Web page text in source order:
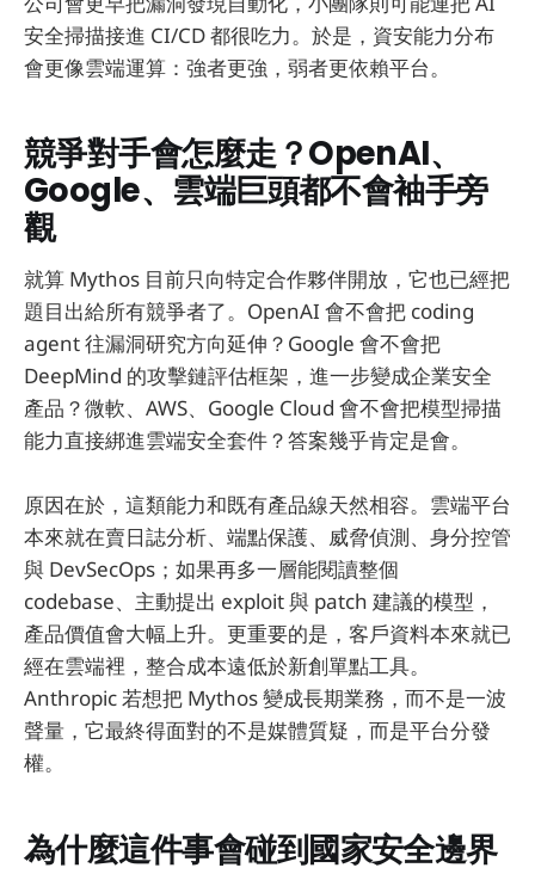
安全掃描接進 CI/CD 都很吃力。於是，資安能力分布
會更像雲端運算：強者更強，弱者更依賴平台。
競爭對手會怎麼走？OpenAI、
Google、雲端巨頭都不會袖手旁
觀
就算 Mythos 目前只向特定合作夥伴開放，它也已經把
題目出給所有競爭者了。OpenAI 會不會把 coding
agent 往漏洞研究方向延伸？Google 會不會把
DeepMind 的攻擊鏈評估框架，進一步變成企業安全
產品？微軟、AWS、Google Cloud 會不會把模型掃描
能力直接綁進雲端安全套件？答案幾乎肯定是會。
原因在於，這類能力和既有產品線天然相容。雲端平台
本來就在賣日誌分析、端點保護、威脅偵測、身分控管
與 DevSecOps；如果再多一層能閱讀整個
codebase、主動提出 exploit 與 patch 建議的模型，
產品價值會大幅上升。更重要的是，客戶資料本來就已
經在雲端裡，整合成本遠低於新創單點工具。
Anthropic 若想把 Mythos 變成長期業務，而不是一波
聲量，它最終得面對的不是媒體質疑，而是平台分發
權。
為什麼這件事會碰到國家安全邊界